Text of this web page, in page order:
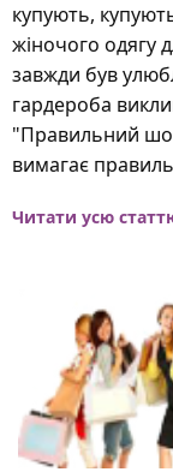
купують,
жіночого одягу
завжди був
гардероба
"Правильний
вимагає
Читати усю